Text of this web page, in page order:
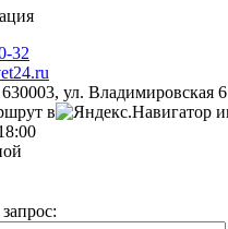
32
ул. Владимировская 6
в